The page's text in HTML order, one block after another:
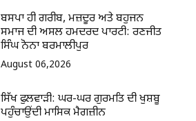
ਬਸਪਾ ਹੀ ਗਰੀਬ, ਮਜ਼ਦੂਰ ਅਤੇ ਬਹੁਜਨ
ਸਮਾਜ ਦੀ ਅਸਲ ਹਮਦਰਦ ਪਾਰਟੀ: ਰਣਜੀਤ
ਸਿੰਘ ਨੋਨਾ ਬਰਮਾਲੀਪੁਰ
August 06,2026
ਸਿੱਖ ਫੁਲਵਾੜੀ: ਘਰ-ਘਰ ਗੁਰਮਤਿ ਦੀ ਖੁਸ਼ਬੂ
ਪਹੁੰਚਾਉਂਦੀ ਮਾਸਿਕ ਮੈਗਜ਼ੀਨ